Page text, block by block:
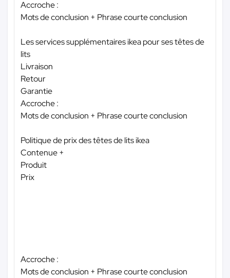
Accroche :
Mots de conclusion + Phrase courte conclusion
Les services supplémentaires ikea pour ses têtes de
lits
Livraison
Retour
Garantie
Accroche :
Mots de conclusion + Phrase courte conclusion
Politique de prix des têtes de lits ikea
Contenue +
Produit
Prix
Accroche :
Mots de conclusion + Phrase courte conclusion